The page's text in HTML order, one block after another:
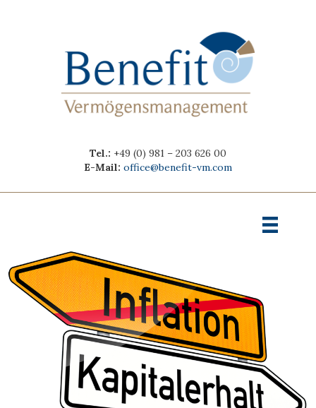
Tel.: +49 (0) 981 – 203 626 00
E-Mail: office@benefit-vm.com